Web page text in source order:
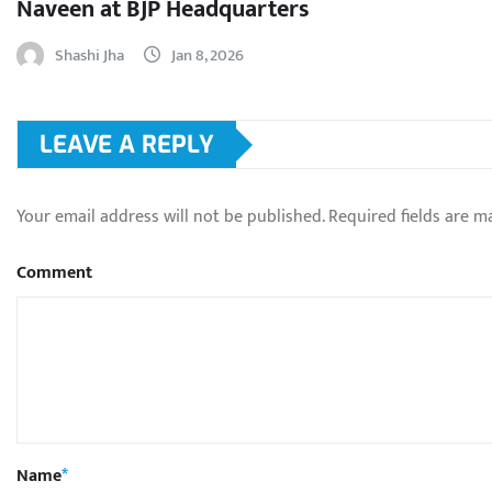
Naveen at BJP Headquarters
Shashi Jha Jan 8, 2026
LEAVE A REPLY
Your email address will not be published.Required fields are
Comment
Name*